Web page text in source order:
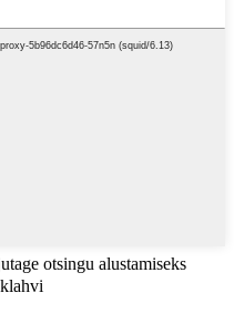
otsingu alustamiseks